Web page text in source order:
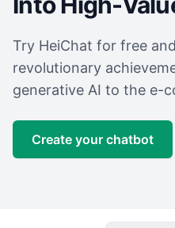
Try HeiChat for free
revolutionary
generative AI to the e-
Create your chatbot